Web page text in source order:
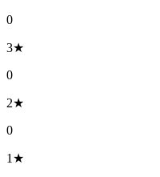
0
3★
0
2★
0
1★